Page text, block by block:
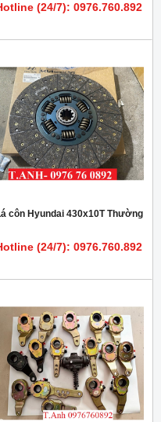
(24/7): 0976.760.892
côn Hyundai 430x10T Thường
(24/7): 0976.760.892